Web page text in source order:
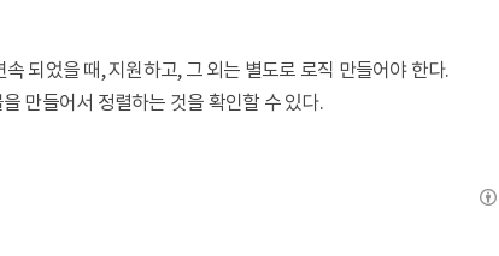
되었을 때, 지원하고, 그 외는 별도로 로직 만들어야 한다.
만들어서 정렬하는 것을 확인할 수 있다.